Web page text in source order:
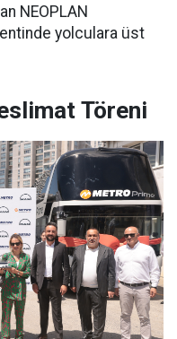
NEOPLAN
yolculara üst
Töreni